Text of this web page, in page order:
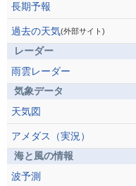
長期予報
過去の天気(外部サイト)
レーダー
雨雲レーダー
気象データ
天気図
アメダス（実況）
海と風の情報
波予測